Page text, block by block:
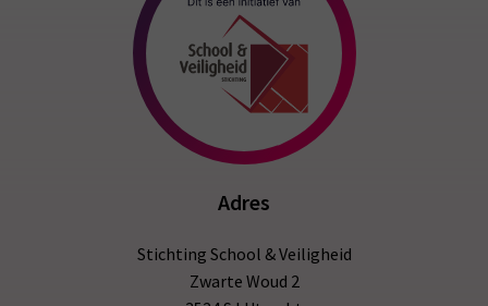
Adres
Stichting School & Veiligheid
Zwarte Woud 2